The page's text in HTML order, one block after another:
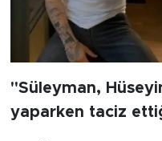
"Süleyman,
yaparken taciz